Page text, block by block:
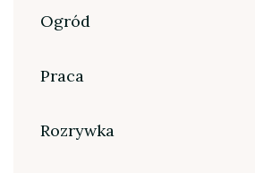
Ogród
Praca
Rozrywka